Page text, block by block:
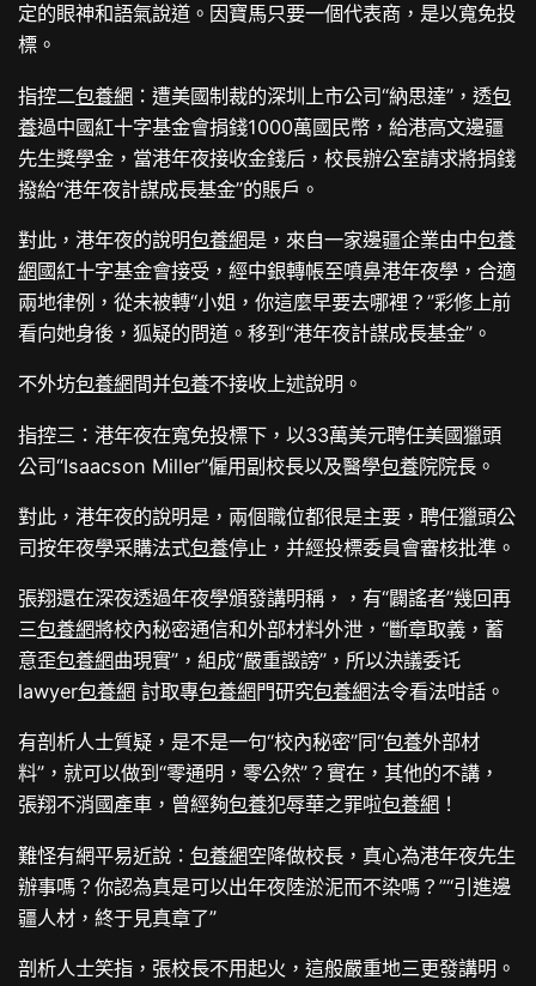
定的眼神和語氣說道。因寶馬只要一個代表商，是以寬免投
標。
指控二包養網 ：遭美國制裁的深圳上市公司“納思達”，透包
養過中國紅十字基金會捐錢1000萬國民幣，給港高文邊疆
先生獎學金，當港年夜接收金錢后，校長辦公室請求將捐錢
撥給“港年夜計謀成長基金”的賬戶。
對此，港年夜的說明包養網是，來自一家邊疆企業由中包養
網國紅十字基金會接受，經中銀轉帳至噴鼻港年夜學，合適
兩地律例，從未被轉“小姐，你這麼早要去哪裡？”彩修上前
看向她身後，狐疑的問道。移到“港年夜計謀成長基金”。
不外坊包養網間并包養不接收上述說明。
指控三：港年夜在寬免投標下，以33萬美元聘任美國獵頭
公司“Isaacson Miller”僱用副校長以及醫學包養院院長。
對此，港年夜的說明是，兩個職位都很是主要，聘任獵頭公
司按年夜學采購法式包養停止，并經投標委員會審核批準。
張翔還在深夜透過年夜學頒發講明稱，，有“闢謠者”幾回再
三包養網將校內秘密通信和外部材料外泄，“斷章取義，蓄
意歪包養網曲現實”，組成“嚴重譭謗”，所以決議委讬
lawyer包養網 討取專包養網門研究包養網法令看法咁話。
有剖析人士質疑，是不是一句“校內秘密”同“包養外部材
料”，就可以做到“零通明，零公然”？實在，其他的不講，
張翔不消國產車，曾經夠包養犯辱華之罪啦包養網 ！
難怪有網平易近說：包養網空降做校長，真心為港年夜先生
辦事嗎？你認為真是可以出年夜陸淤泥而不染嗎？”“引進邊
疆人材，終于見真章了”
剖析人士笑指，張校長不用起火，這般嚴重地三更發講明。